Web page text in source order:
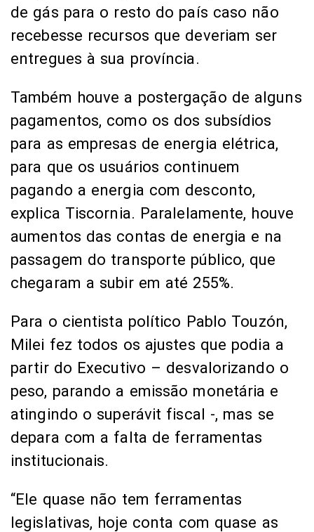
de gás para o resto do país caso não
recebesse recursos que deveriam ser
entregues à sua província.
Também houve a postergação de alguns
pagamentos, como os dos subsídios
para as empresas de energia elétrica,
para que os usuários continuem
pagando a energia com desconto,
explica Tiscornia. Paralelamente, houve
aumentos das contas de energia e na
passagem do transporte público, que
chegaram a subir em até 255%.
Para o cientista político Pablo Touzón,
Milei fez todos os ajustes que podia a
partir do Executivo – desvalorizando o
peso, parando a emissão monetária e
atingindo o superávit fiscal -, mas se
depara com a falta de ferramentas
institucionais.
“Ele quase não tem ferramentas
legislativas, hoje conta com quase as